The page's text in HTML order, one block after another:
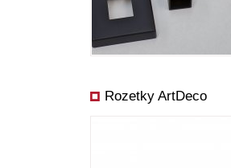
Rozetky ArtDeco